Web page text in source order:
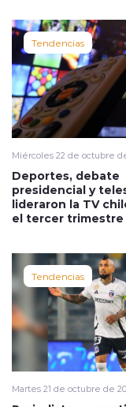
Tendencias
Miércoles 22 de octubre
Deportes, debate
presidencial y
lideraron la TV
el tercer trimestre
Tendencias
Martes 21 de octubre de